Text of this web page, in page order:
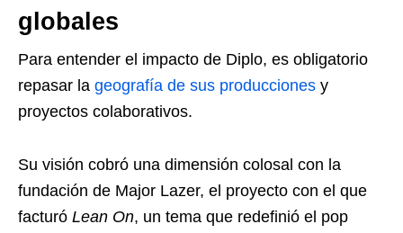
globales
Para entender el impacto de Diplo, es obligatorio
repasar la geografía de sus producciones y
proyectos colaborativos.
Su visión cobró una dimensión colosal con la
fundación de Major Lazer, el proyecto con el que
facturó Lean On, un tema que redefinió el pop